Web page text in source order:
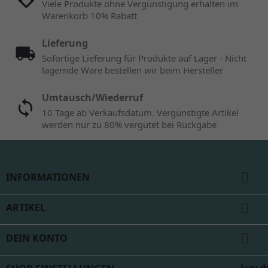
Viele Produkte ohne Vergünstigung erhalten im
Warenkorb 10% Rabatt
Lieferung
Sofortige Lieferung für Produkte auf Lager - Nicht
lagernde Ware bestellen wir beim Hersteller
Umtausch/Wiederruf
10 Tage ab Verkaufsdatum. Vergünstigte Artikel
werden nur zu 80% vergütet bei Rückgabe
INFORMATIONEN
ARTIKEL
DEIN KONTO